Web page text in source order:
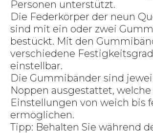
Personen unterstützt.
Die Federkörper der neun
sind mit ein oder zwei
bestückt. Mit den
verschiedene
einstellbar.
Die Gummibänder sind
Noppen ausgestattet,
Einstellungen von weich bis
ermöglichen.
Tipp: Behalten Sie während